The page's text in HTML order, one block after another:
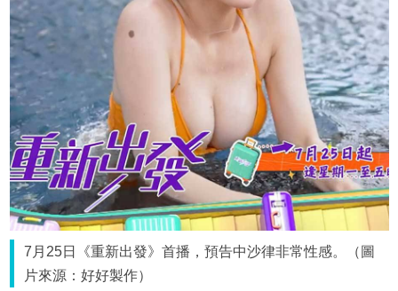
7月25日《重新出發》首播，預告中沙律非常性感。（圖
片來源：好好製作）